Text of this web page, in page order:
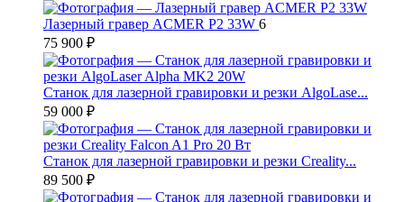
Лазерный гравер ACMER P2 33W 6
75 900 ₽
Станок для лазерной гравировки и резки AlgoLase...
59 000 ₽
Станок для лазерной гравировки и резки Creality...
89 500 ₽